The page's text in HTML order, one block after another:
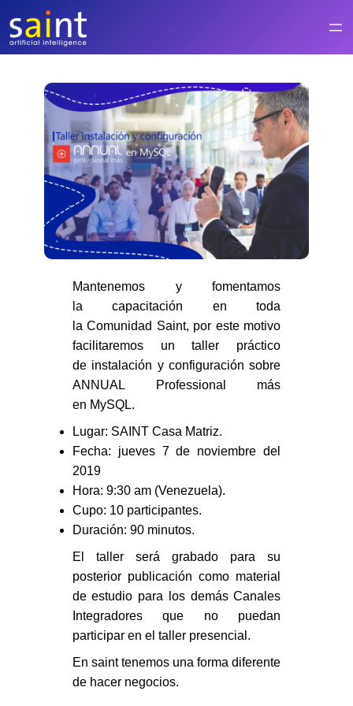
contenido
Mantenemos y fomentamos
la capacitación en toda
la Comunidad Saint, por este motivo
facilitaremos un taller práctico
deinstalación y configuración sobre
ANNUAL Professional más
en MySQL.
Lugar: SAINT Casa Matriz.
Fecha: jueves 7 de noviembre del
2019
Hora: 9:30 am (Venezuela).
Cupo: 10 participantes.
Duración: 90 minutos.
El taller será grabado para su
posterior publicación como material
de estudio para los demás Canales
Integradores que no puedan
participar en el taller presencial.
En saint tenemos una forma diferente
de hacer negocios.